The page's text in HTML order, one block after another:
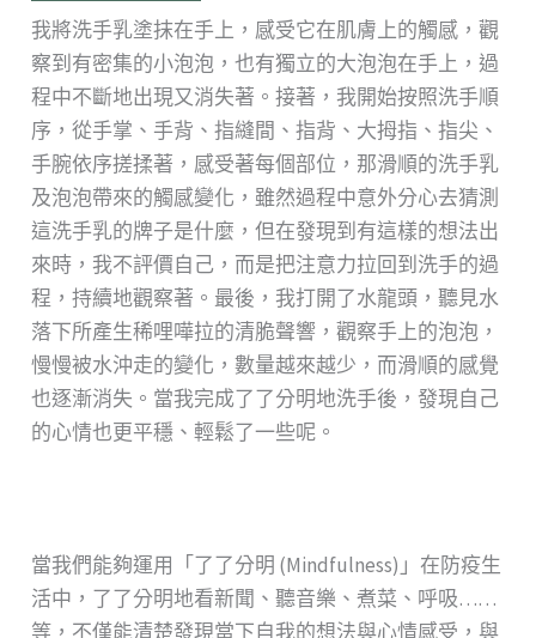
我將洗手乳塗抹在手上，感受它在肌膚上的觸感，觀
察到有密集的小泡泡，也有獨立的大泡泡在手上，過
程中不斷地出現又消失著。接著，我開始按照洗手順
序，從手掌、手背、指縫間、指背、大拇指、指尖、
手腕依序搓揉著，感受著每個部位，那滑順的洗手乳
及泡泡帶來的觸感變化，雖然過程中意外分心去猜測
這洗手乳的牌子是什麼，但在發現到有這樣的想法出
來時，我不評價自己，而是把注意力拉回到洗手的過
程，持續地觀察著。最後，我打開了水龍頭，聽見水
落下所產生稀哩嘩拉的清脆聲響，觀察手上的泡泡，
慢慢被水沖走的變化，數量越來越少，而滑順的感覺
也逐漸消失。當我完成了了分明地洗手後，發現自己
的心情也更平穩、輕鬆了一些呢。
當我們能夠運用「了了分明 (Mindfulness)」在防疫生
活中，了了分明地看新聞、聽音樂、煮菜、呼吸……
等，不僅能清楚發現當下自我的想法與心情感受，與